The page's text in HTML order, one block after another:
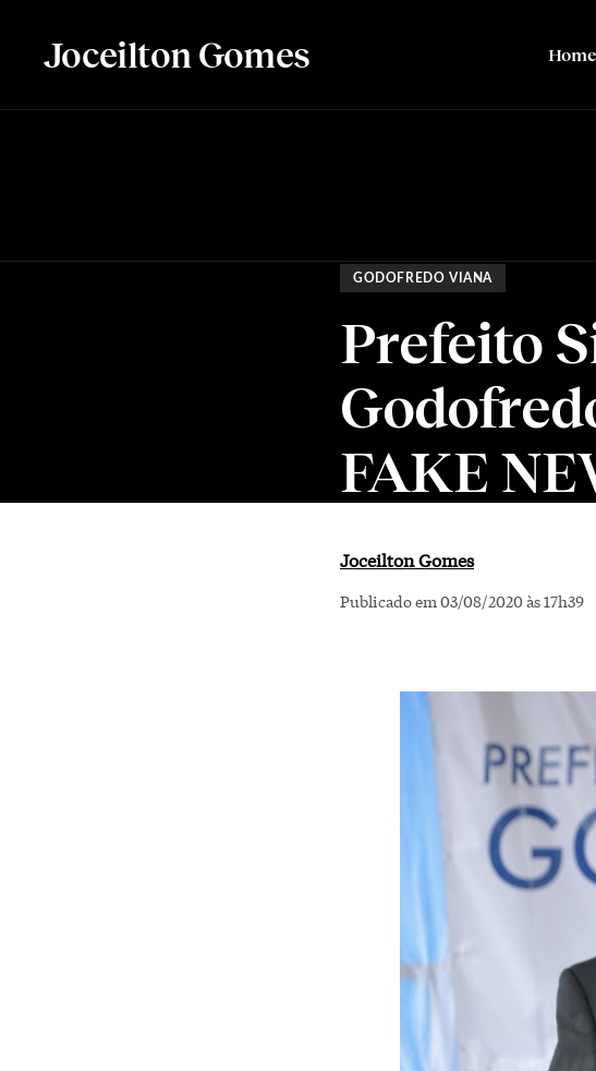
Joceilton Gomes Home
GODOFREDO VIANA
Prefeito
FAKE
Joceilton Gomes
Publicado em 03/08/2020 às 17h39